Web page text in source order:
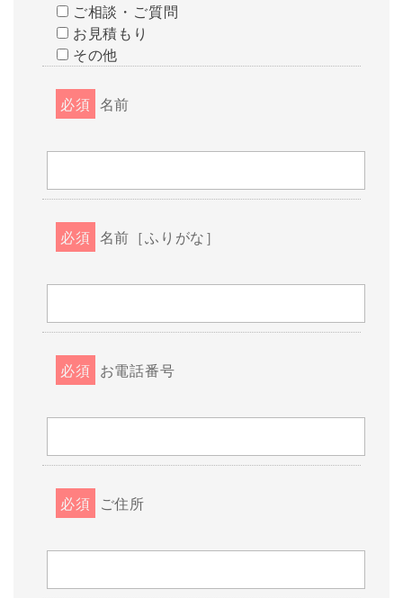
ご相談・ご質問
お見積もり
その他
必須 名前
必須 名前［ふりがな］
必須 お電話番号
必須 ご住所